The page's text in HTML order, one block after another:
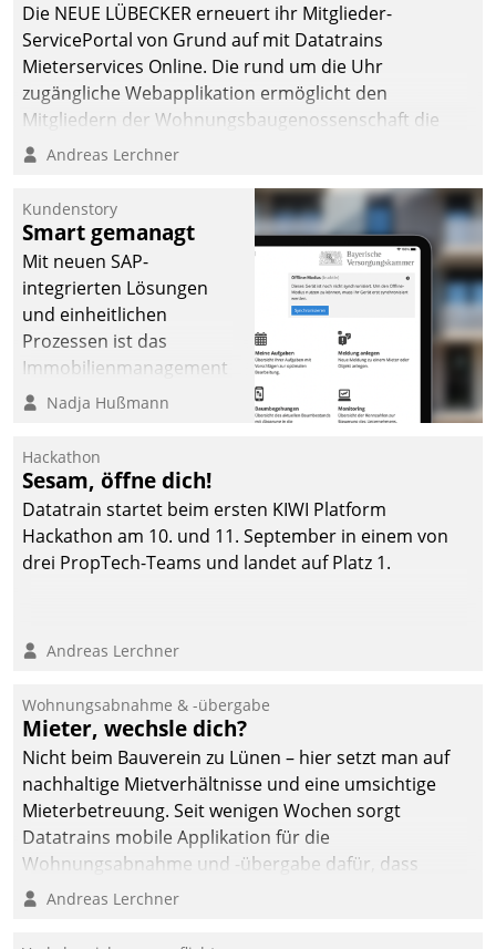
Die NEUE LÜBECKER erneuert ihr Mitglieder-
ServicePortal von Grund auf mit Datatrains
Mieterservices Online. Die rund um die Uhr
zugängliche Webapplikation ermöglicht den
Mitgliedern der Wohnungs­bau­genossenschaft die
Kontaktaufnahme per Smartphone, Tablet oder PC.
Andreas Lerchner
Kundenstory
Smart gemanagt
Mit neuen SAP-
integrierten Lösungen
und einheitlichen
Prozessen ist das
Immobilienmanagement
der Bayerischen
Ressort Kapitalanlage für
künftige Aufgaben und
Herausforderungen
gerüstet.
Nadja Hußmann
Hackathon
Sesam, öffne dich!
Datatrain startet beim ersten KIWI Platform
Hackathon am 10. und 11. September in einem von
drei PropTech-Teams und landet auf Platz 1.
Andreas Lerchner
Wohnungsabnahme & -übergabe
Mieter, wechsle dich?
Nicht beim Bauverein zu Lünen – hier setzt man auf
nachhaltige Mietverhältnisse und eine umsichtige
Mieterbetreuung. Seit wenigen Wochen sorgt
Datatrains mobile Applikation für die
Wohnungsabnahme und -übergabe dafür, dass
Mieter wohlgeordnet kommen und, so es sein muss,
Andreas Lerchner